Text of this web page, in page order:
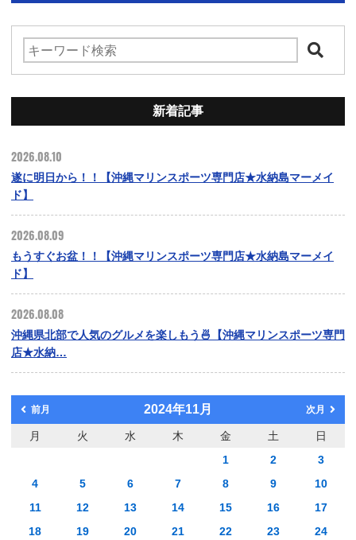
新着記事
2026.08.10
遂に明日から！！【沖縄マリンスポーツ専門店★水納島マーメイ
ド】
2026.08.09
もうすぐお盆！！【沖縄マリンスポーツ専門店★水納島マーメイ
ド】
2026.08.08
沖縄県北部で人気のグルメを楽しもう🍜【沖縄マリンスポーツ専門
店★水納…
前月 2024年11月 次月
月 火 水 木 金 土
日
1
2
3
4
5 6 7 8 9
10
11
12 13 14 15 16
17
18
19 20 21 22 23 24